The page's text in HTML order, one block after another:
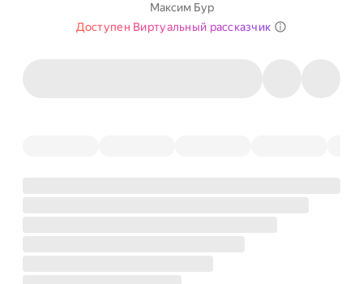
Максим Бур
Доступен Виртуальный рассказчик